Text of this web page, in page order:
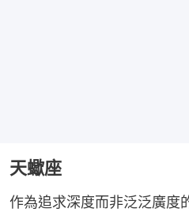
天蠍座
作為追求深度而非泛泛廣度